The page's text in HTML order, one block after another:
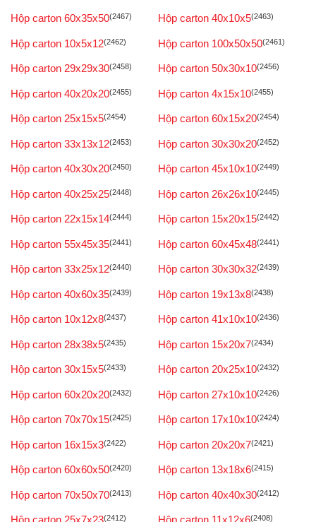
Hộp carton 60x35x50(2467) Hộp carton 40x10x5(2463)
Hộp carton 10x5x12(2462) Hộp carton 100x50x50(2461)
Hộp carton 29x29x30(2458) Hộp carton 50x30x10(2456)
Hộp carton 40x20x20(2455) Hộp carton 4x15x10(2455)
Hộp carton 25x15x5(2454) Hộp carton 60x15x20(2454)
Hộp carton 33x13x12(2453) Hộp carton 30x30x20(2452)
Hộp carton 40x30x20(2450) Hộp carton 45x10x10(2449)
Hộp carton 40x25x25(2448) Hộp carton 26x26x10(2445)
Hộp carton 22x15x14(2444) Hộp carton 15x20x15(2442)
Hộp carton 55x45x35(2441) Hộp carton 60x45x48(2441)
Hộp carton 33x25x12(2440) Hộp carton 30x30x32(2439)
Hộp carton 40x60x35(2439) Hộp carton 19x13x8(2438)
Hộp carton 10x12x8(2437) Hộp carton 41x10x10(2436)
Hộp carton 28x38x5(2435) Hộp carton 15x20x7(2434)
Hộp carton 30x15x5(2433) Hộp carton 20x25x10(2432)
Hộp carton 60x20x20(2432) Hộp carton 27x10x10(2426)
Hộp carton 70x70x15(2425) Hộp carton 17x10x10(2424)
Hộp carton 16x15x3(2422) Hộp carton 20x20x7(2421)
Hộp carton 60x60x50(2420) Hộp carton 13x18x6(2415)
Hộp carton 70x50x70(2413) Hộp carton 40x40x30(2412)
(2412) (2408)